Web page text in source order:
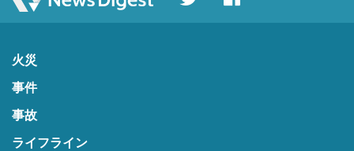
火災
事件
事故
ライフライン